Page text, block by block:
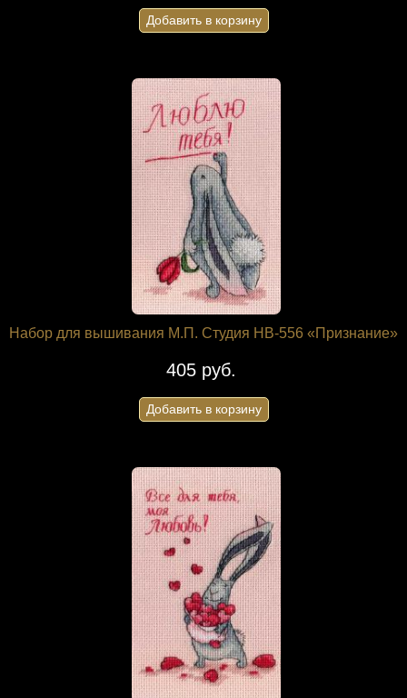
Добавить в корзину
Набор для вышивания М.П. Студия НВ-556 «Признание»
405 руб.
Добавить в корзину